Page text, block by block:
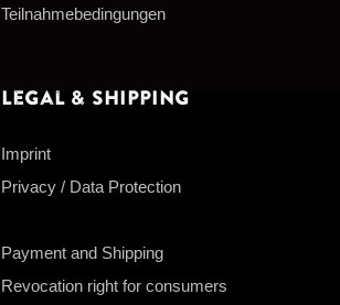
Teilnahmebedingungen
Legal & Shipping
Imprint
Privacy / Data Protection
Payment and Shipping
Revocation right for consumers